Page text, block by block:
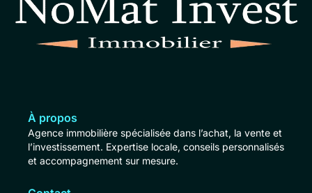
À propos
Agence immobilière spécialisée dans l’achat, la vente et
l’investissement. Expertise locale, conseils personnalisés
et accompagnement sur mesure.